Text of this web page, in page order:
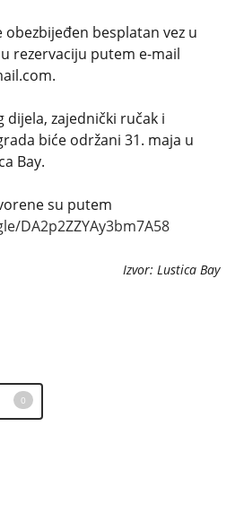
obezbijeđen besplatan vez u
rezervaciju putem e-mail
dijela, zajednički ručak i
biće održani 31. maja u
Bay.
su putem
DA2p2ZZYAy3bm7A58
Izvor: Lustica Bay
0